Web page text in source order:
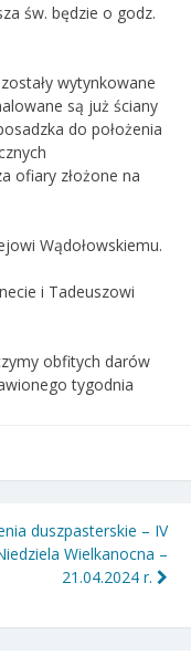
św. będzie o godz.
wytynkowane
są już ściany
do położenia
ofiary złożone na
Wądołowskiemu.
i Tadeuszowi
obfitych darów
tygodnia
duszpasterskie – IV
Wielkanocna –
21.04.2024 r.